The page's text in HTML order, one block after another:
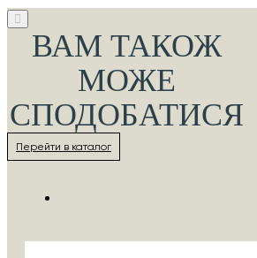
ВАМ ТАКОЖ
МОЖЕ
СПОДОБАТИСЯ
Перейти в каталог